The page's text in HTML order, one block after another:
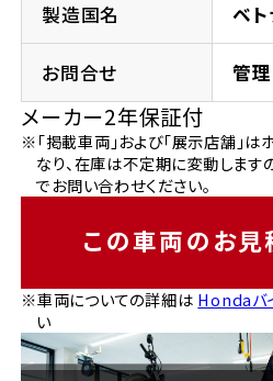
製造国名 ベト
お問合せ 管
メーカー2年保証付
※「掲載車両」および「展示店舗」
なり、在庫は不定期に変動します
でお問い合わせください。
この車両のお見
※車両についての詳細は Hondaバ
い
ホンダドリーム 立川
神奈川県
ホンダドリーム 磯子
ホンダドリーム 川崎
ホンダドリーム 名古
岐阜県
ホンダドリーム 岐阜
ホンダドリーム 京都
兵庫県
ホンダドリーム 神戸
ホンダドリーム 尼崎
香川県
ホンダドリーム 高松